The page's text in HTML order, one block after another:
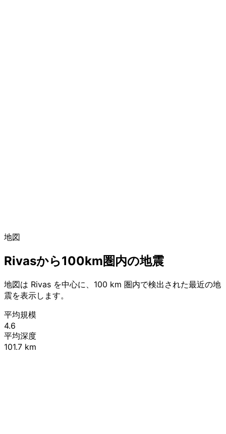
地図
Rivasから100km圏内の地震
地図は Rivas を中心に、100 km 圏内で検出された最近の地
震を表示します。
平均規模
4.6
平均深度
101.7 km